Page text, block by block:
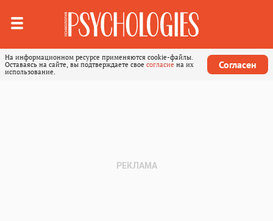
На информационном ресурсе применяются cookie-файлы.
Оставаясь на сайте, вы подтверждаете свое согласие на их
использование.
Согласен